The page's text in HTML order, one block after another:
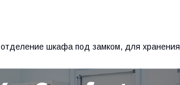
шкафа под замком, для хранения